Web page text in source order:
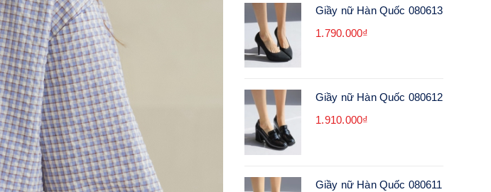
Giầy nữ Hàn Quốc 080613
1.790.000₫
Giầy nữ Hàn Quốc 080612
1.910.000₫
Giầy nữ Hàn Quốc 080611